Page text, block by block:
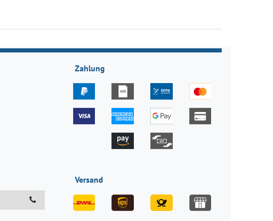
Zahlung
Versand